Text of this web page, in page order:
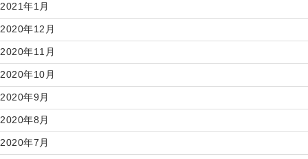
2021年1月
2020年12月
2020年11月
2020年10月
2020年9月
2020年8月
2020年7月